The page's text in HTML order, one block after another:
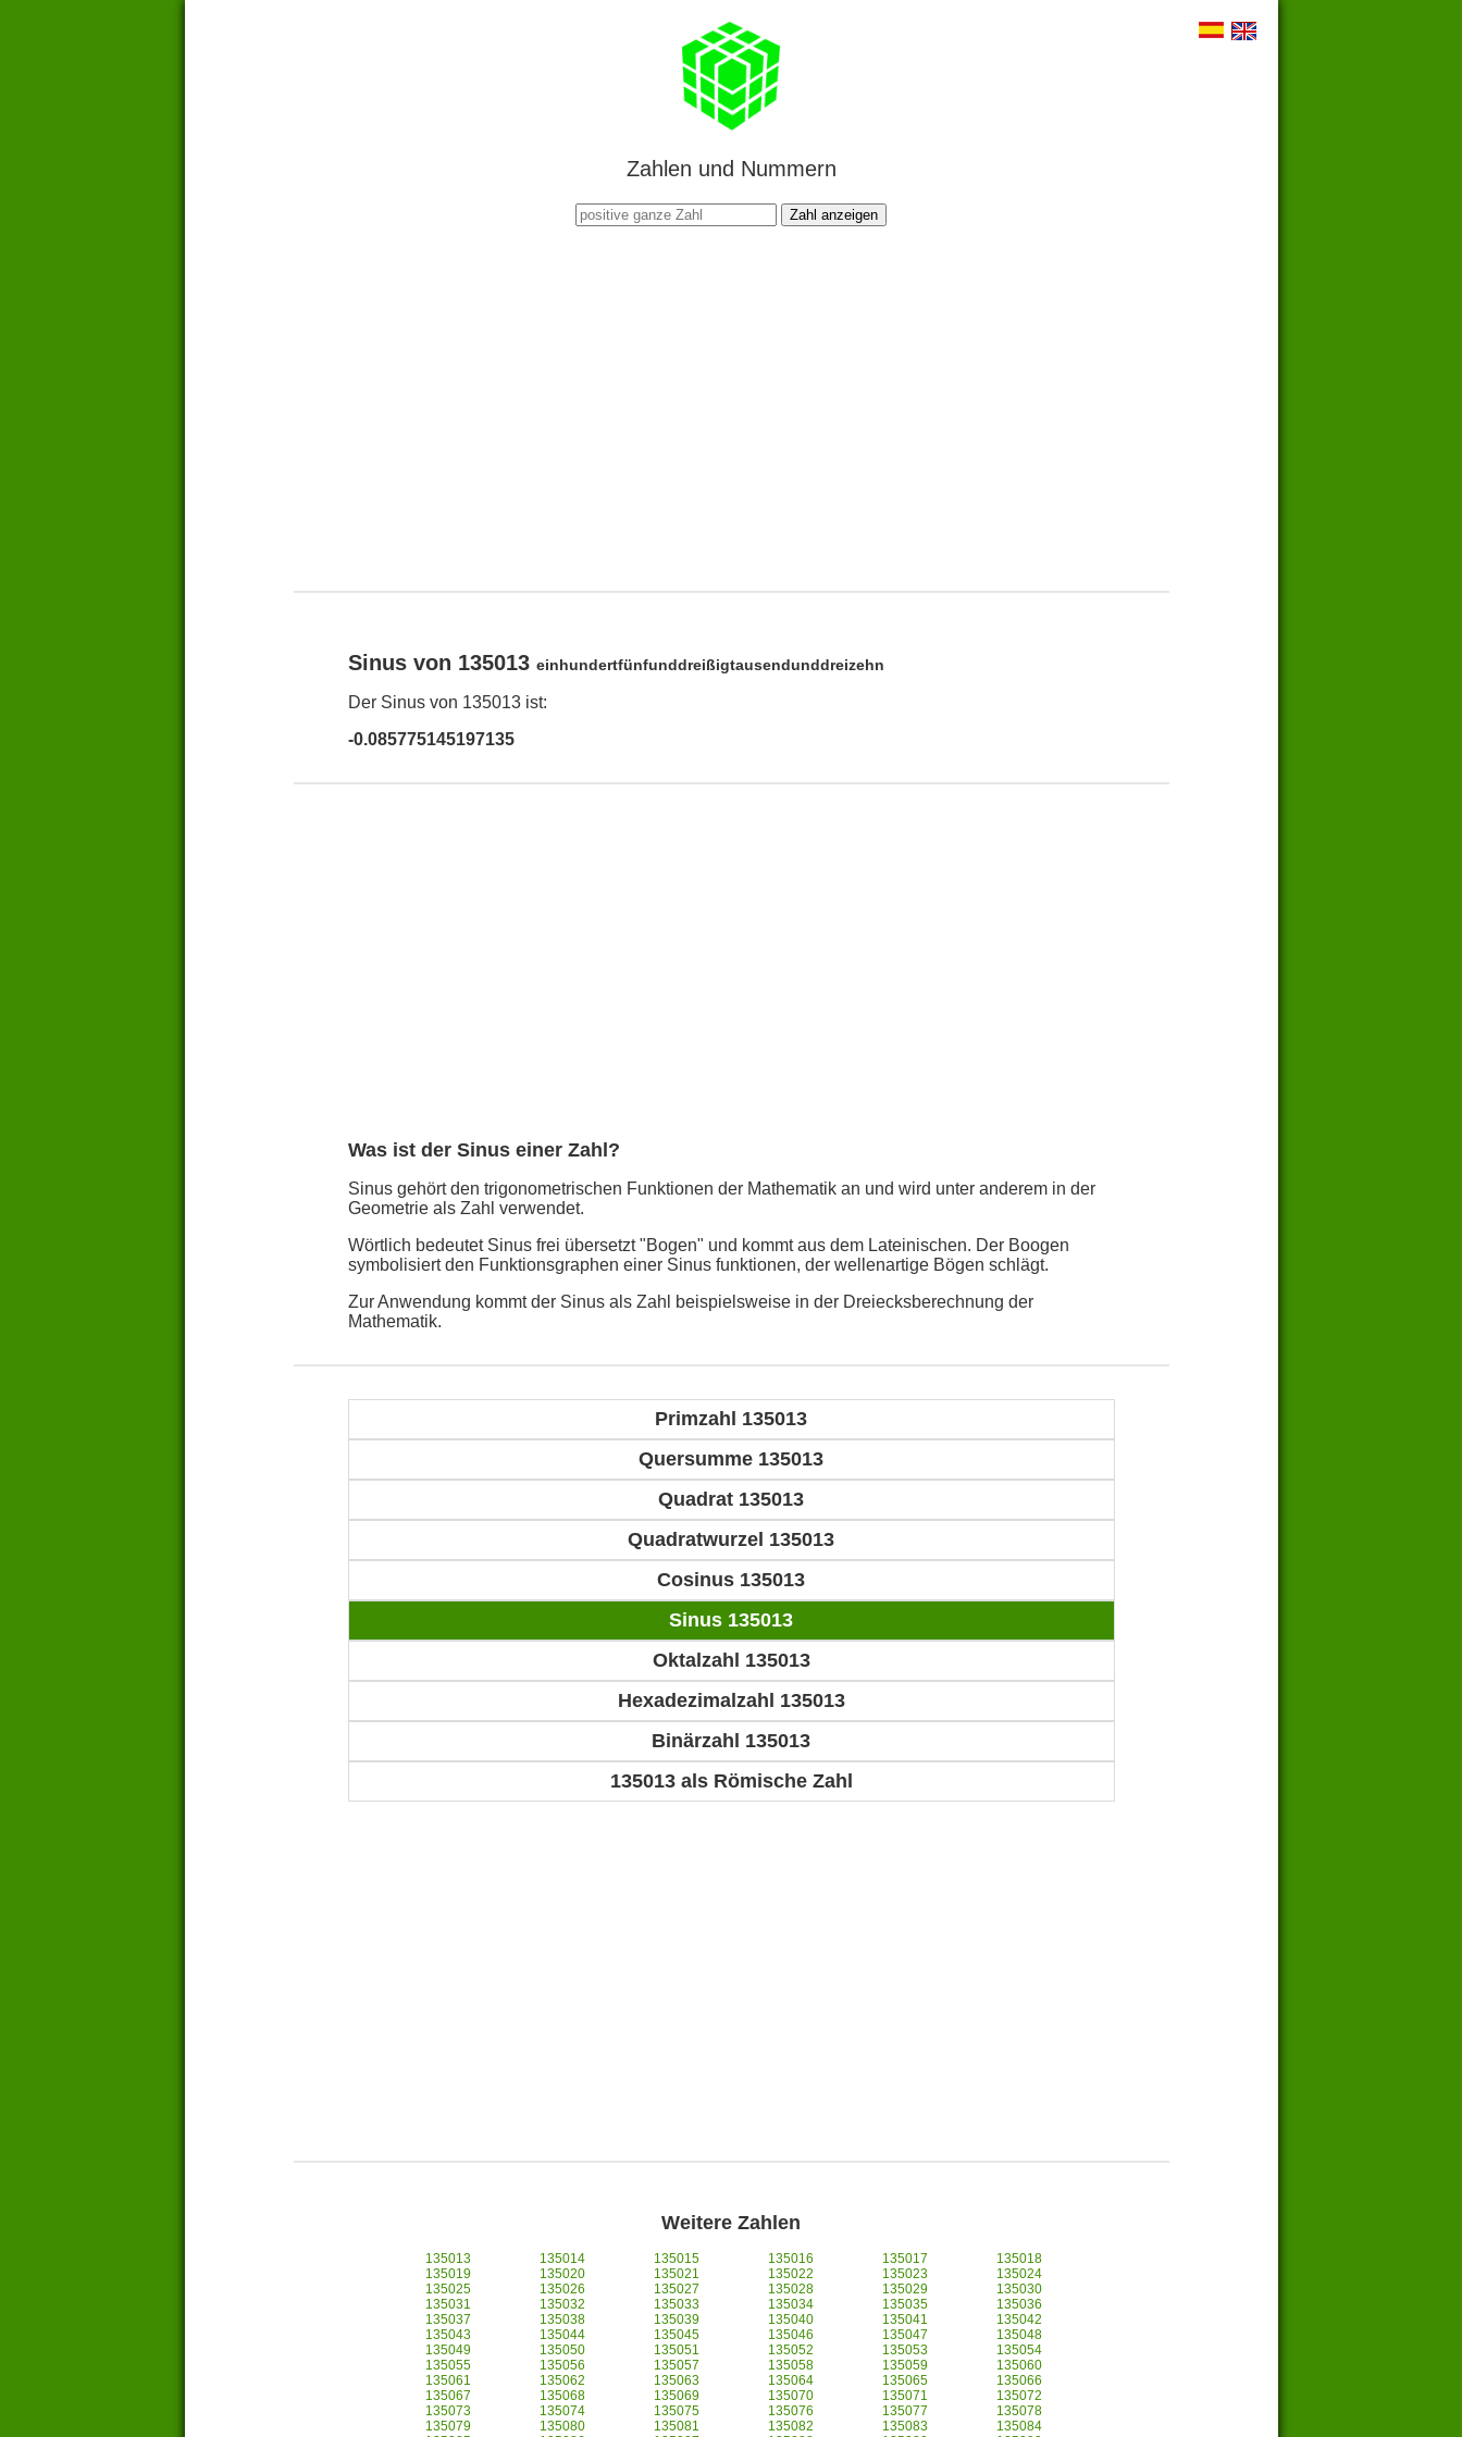
Zahlen und Nummern
Zahl anzeigen
Sinus von 135013 einhundertfünfunddreißigtausendunddreizehn
Der Sinus von 135013 ist:
-0.085775145197135
Was ist der Sinus einer Zahl?
Sinus gehört den trigonometrischen Funktionen der Mathematik an und wird unter anderem in der
Geometrie als Zahl verwendet.
Wörtlich bedeutet Sinus frei übersetzt "Bogen" und kommt aus dem Lateinischen. Der Boogen
symbolisiert den Funktionsgraphen einer Sinus funktionen, der wellenartige Bögen schlägt.
Zur Anwendung kommt der Sinus als Zahl beispielsweise in der Dreiecksberechnung der
Mathematik.
Primzahl 135013
Quersumme 135013
Quadrat 135013
Quadratwurzel 135013
Cosinus 135013
Sinus 135013
Oktalzahl 135013
Hexadezimalzahl 135013
Binärzahl 135013
135013 als Römische Zahl
Weitere Zahlen
135013 135014 135015 135016 135017
135018
135019
135020 135021 135022 135023
135024
135025
135026 135027 135028 135029
135030
135031
135032 135033 135034 135035
135036
135037
135038 135039 135040 135041
135042
135043
135044 135045 135046 135047
135048
135049
135050 135051 135052 135053
135054
135055
135056 135057 135058 135059
135060
135061
135062 135063 135064 135065
135066
135067
135068 135069 135070 135071
135072
135073
135074 135075 135076 135077
135078
135079
135080 135081 135082 135083
135084